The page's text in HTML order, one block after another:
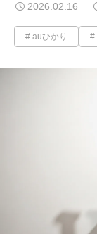
2026.02.16
auひかり